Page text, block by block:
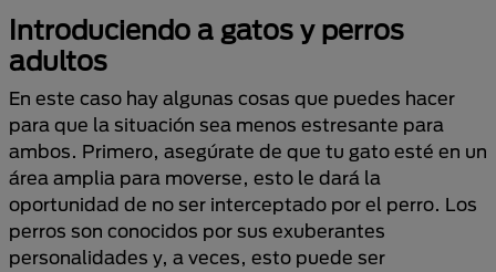
Introduciendo a gatos y perros
adultos
En este caso hay algunas cosas que puedes hacer
para que la situación sea menos estresante para
ambos. Primero, asegúrate de que tu gato esté en un
área amplia para moverse, esto le dará la
oportunidad de no ser interceptado por el perro. Los
perros son conocidos por sus exuberantes
personalidades y, a veces, esto puede ser